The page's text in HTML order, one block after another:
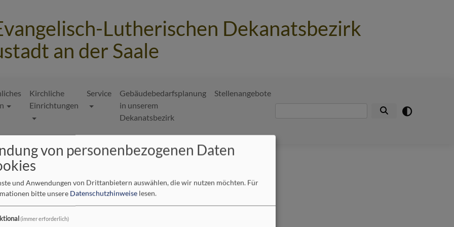
Lutherischen Dekanatsbezirk
an der Saale
Kirchliche
Einrichtungen
Service
Gebäudebedarfsplanung
in unserem
Dekanatsbezirk
Stellenangebote
von personenbezogenen Daten
und Anwendungen von Drittanbietern auswählen, die wir nutzen möchten. Für
bitte unsere Datenschutzhinweise lesen.
(immer erforderlich)